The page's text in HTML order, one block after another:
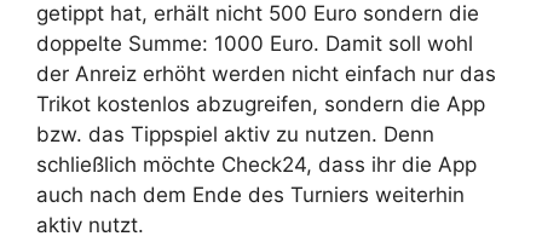
getippt hat, erhält nicht 500 Euro sondern die
doppelte Summe: 1000 Euro. Damit soll wohl
der Anreiz erhöht werden nicht einfach nur das
Trikot kostenlos abzugreifen, sondern die App
bzw. das Tippspiel aktiv zu nutzen. Denn
schließlich möchte Check24, dass ihr die App
auch nach dem Ende des Turniers weiterhin
aktiv nutzt.